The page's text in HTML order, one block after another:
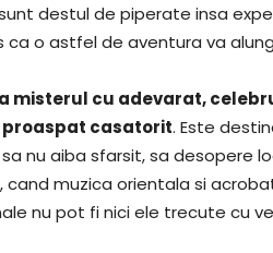
destul de piperate insa
ca o astfel de aventura va
misterul cu adevarat,
casatorit. Este
nu aiba sfarsit, sa desopere
cand muzica orientala si
nu pot fi nici ele trecute cu